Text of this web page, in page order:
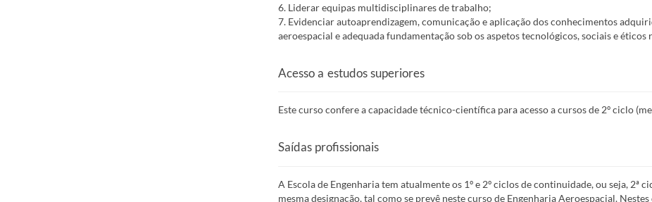
6. Liderar equipas multidisciplinares de trabalho;
7. Evidenciar autoaprendizagem, comunicação e aplicação dos conhecimentos
aeroespacial e adequada fundamentação sob os aspetos tecnológicos, sociais e éticos
Acesso a estudos superiores
Este curso confere a capacidade técnico-científica para acesso a cursos de 2º ciclo
Saídas profissionais
A Escola de Engenharia tem atualmente os 1º e 2º ciclos de continuidade, ou seja, 2ª
mesma designação, tal como se prevê neste curso de Engenharia Aeroespacial.